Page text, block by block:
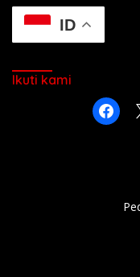
ID
Ikuti kami
facebook